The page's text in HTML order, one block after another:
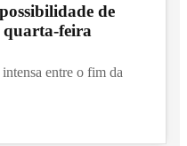
de
quarta-feira
entre o fim da